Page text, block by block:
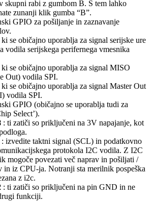
skupni rabi z gumbom B. S tem lahko
zunanji klik gumba “B”.
GPIO za pošiljanje in zaznavanje
se običajno uporablja za signal serijske ure
vodila serijskega perifernega vmesnika
se običajno uporablja za signal MISO
Out) vodila SPI.
se običajno uporablja za signal Master Out
vodila SPI.
GPIO (običajno se uporablja tudi za
Select’).
: ti zatiči so priključeni na 3V napajanje, kot
: izvedite taktni signal (SCL) in podatkovno
protokola I2C vodila. Z I2C
mogoče povezati več naprav in pošiljati /
in iz CPU-ja. Notranji sta merilnik pospeška
z i2c.
: ti zatiči so priključeni na pin GND in ne
funkciji.